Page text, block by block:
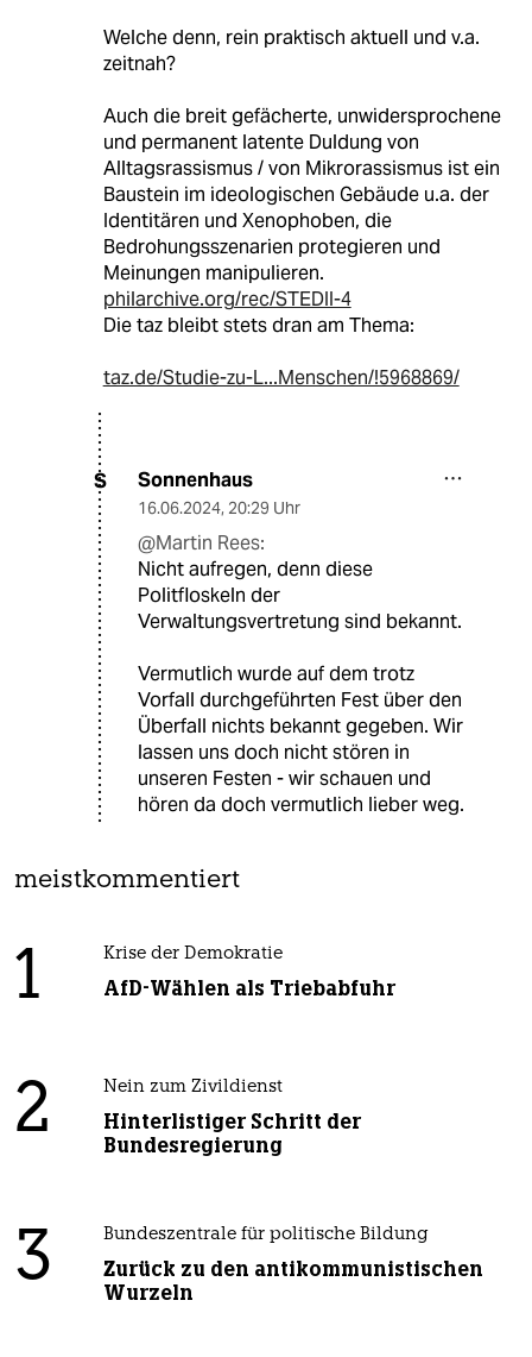
Welche denn, rein praktisch aktuell und v.a.
zeitnah?
Auch die breit gefächerte, unwidersprochene
und permanent latente Duldung von
Alltagsrassismus / von Mikrorassismus ist ein
Baustein im ideologischen Gebäude u.a. der
Identitären und Xenophoben, die
Bedrohungsszenarien protegieren und
Meinungen manipulieren.
philarchive.org/rec/STEDII-4
Die taz bleibt stets dran am Thema:
taz.de/Studie-zu-L...Menschen/!5968869/
S Sonnenhaus
16.06.2024, 20:29 Uhr
@Martin Rees:
Nicht aufregen, denn diese
Politfloskeln der
Verwaltungsvertretung sind bekannt.
Vermutlich wurde auf dem trotz
Vorfall durchgeführten Fest über den
Überfall nichts bekannt gegeben. Wir
lassen uns doch nicht stören in
unseren Festen - wir schauen und
hören da doch vermutlich lieber weg.
meistkommentiert
1 Krise der Demokratie
AfD-Wählen als Triebabfuhr
2 Nein zum Zivildienst
Hinterlistiger Schritt der
Bundesregierung
3 Bundeszentrale für politische Bildung
Zurück zu den antikommunistischen
Wurzeln